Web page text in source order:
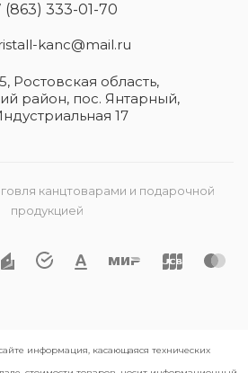
(863) 333-01-70
kanc@mail.ru
Ростовская область​,
район, пос. Янтарный,
17
канцтоварами и подарочной
продукцией
информация, касающаяся технических